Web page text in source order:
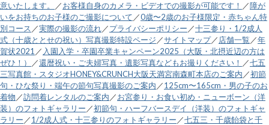
意いたします。
／お客様自身のカメラ・ビデオでの撮影が可能です！ ／障が
いをお持ちのお子様のご撮影について ／0歳〜2歳のお子様限定・赤ちゃん特
別コース ／実際の撮影の流れ／プライバシーポリシー ／十三参り・1/2成人
式（十歳ととせの祝い）写真撮影特設ページ ／サイトマップ／ 店舗一覧 ／年
賀状2021 ／ 入園入学・卒園卒業キャンペーン2025（大阪・北摂近辺の方は
ぜひ！）
／還暦祝い・ご夫婦写真・遺影写真などもお撮りください！ ／七五
三写真館・スタジオHONEY&CRUNCH大阪天満宮南森町本店のご案内 ／初節
句・ひな祭り・端午の節句写真撮影のご案内 ／125cm〜165cm・男の子のお
着物 ／訪問着レンタルのご案内 ／お宮参り・お食い初め・ニューボーン（洋
装）のフォトギャラリー ／初節句・ハーフバースデイ（洋装）のフォトギャ
ラリー ／1/2成人式・十三参りのフォトギャラリー ／七五三・千歳飴袋と千